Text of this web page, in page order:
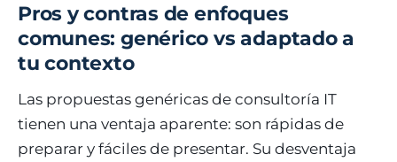
Pros y contras de enfoques
comunes: genérico vs adaptado a
tu contexto
Las propuestas genéricas de consultoría IT
tienen una ventaja aparente: son rápidas de
preparar y fáciles de presentar. Su desventaja